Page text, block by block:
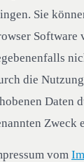
Sie
Software
die
Daten
Zweck
vom